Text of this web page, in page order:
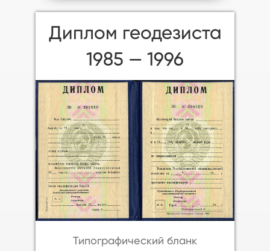
Диплом геодезиста
1985 — 1996
Типографический бланк